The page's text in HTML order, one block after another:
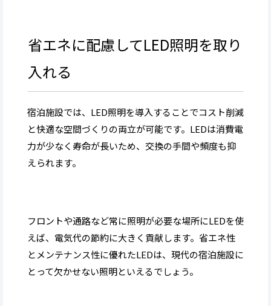
省エネに配慮してLED照明を取り
入れる
宿泊施設では、LED照明を導入することでコスト削減
と快適な空間づくりの両立が可能です。LEDは消費電
力が少なく寿命が長いため、交換の手間や頻度も抑
えられます。
フロントや通路など常に照明が必要な場所にLEDを使
えば、電気代の節約に大きく貢献します。省エネ性
とメンテナンス性に優れたLEDは、現代の宿泊施設に
とって欠かせない照明といえるでしょう。